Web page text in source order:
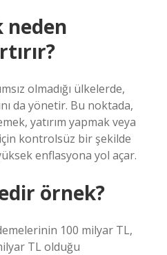
neden
olmadığı ülkelerde,
da yönetir. Bu noktada,
yatırım yapmak veya
için kontrolsüz bir şekilde
enflasyona yol açar.
örnek?
100 milyar TL,
TL olduğu